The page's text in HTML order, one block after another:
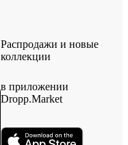
Распродажи и новые
коллекции
в приложении
Dropp.Market